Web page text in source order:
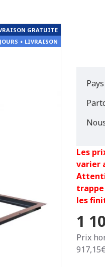
GRATUITE
+ LIVRAISON
Les
varier
les
1
Prix
917,15€